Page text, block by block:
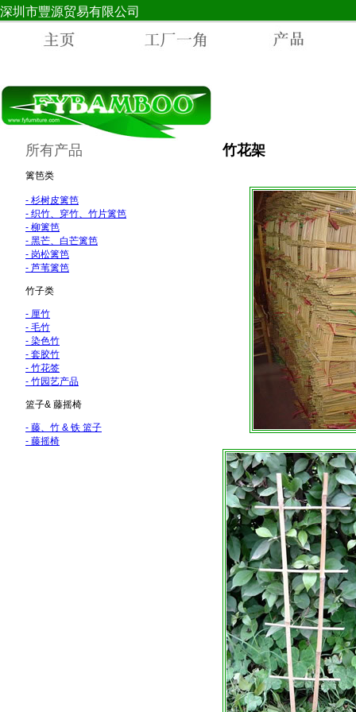
深圳市豐源贸易有限公司
所有产品
篱笆类
- 杉树皮篱笆
- 织竹、穿竹、竹片篱笆
- 柳篱笆
- 黑芒、白芒篱笆
- 岗松篱笆
- 芦苇篱笆
竹子类
- 厘竹
- 毛竹
- 染色竹
- 套胶竹
- 竹花签
- 竹园艺产品
篮子& 藤摇椅
- 藤、竹 & 铁 篮子
- 藤摇椅
竹花架